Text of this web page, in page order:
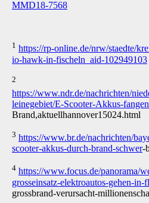
MMD18-7568
1 https://rp-online.de/nrw/staedte/
io-hawk-in-fischeln_aid-102949103
2
https://www.ndr.de/nachrichten/
leinegebiet/E-Scooter-Akkus-
Brand,aktuellhannover15024.html
3 https://www.br.de/nachrichten/
scooter-akkus-durch-brand-schwer-
4 https://www.focus.de/panorama/
grosseinsatz-elektroautos-gehen-in-
grossbrand-verursacht-